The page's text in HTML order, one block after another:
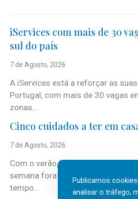
iServices com mais de 30
sul do país
7 de Agosto, 2026
A iServices está a reforçar as
Portugal, com mais de 30 vagas
zonas...
Cinco cuidados a ter em
7 de Agosto, 2026
Com o verão, chegam também as
semana fora e os dias em que a
tempo...
Publicamos
analisar o tráfego,